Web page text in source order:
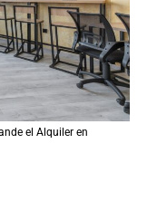
el Alquiler en